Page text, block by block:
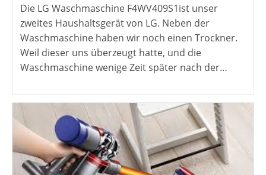
Die LG Waschmaschine F4WV409S1ist unser
zweites Haushaltsgerät von LG. Neben der
Waschmaschine haben wir noch einen Trockner.
Weil dieser uns überzeugt hatte, und die
Waschmaschine wenige Zeit später nach der…